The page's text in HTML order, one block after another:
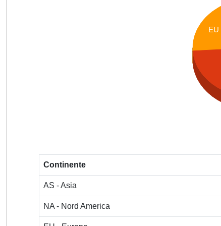
EU
Continente
AS - Asia
NA - Nord America